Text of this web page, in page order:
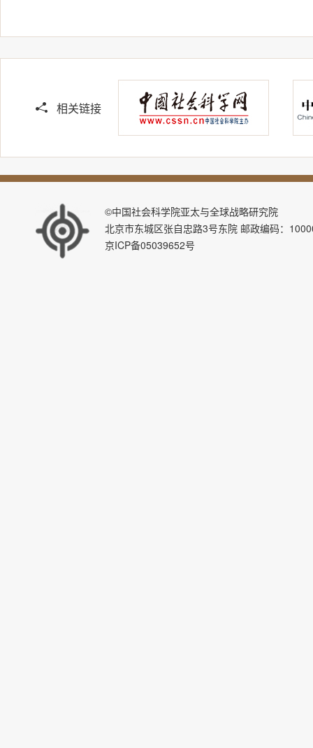
相关链接
©中国社会科学院亚太与全球战略研究院
北京市东城区张自忠路3号东院 邮政编码：
京ICP备05039652号